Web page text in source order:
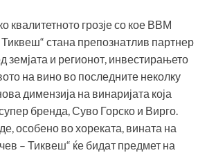
квалитетното грозје со кое ВВМ
стана препознатлив партнер
земјата и регионот, инвестирањето
на вино во последните неколку
димензија на винаријата која
бренда, Суво Горско и Вирго.
особено во хореката, вината на
– Тиквеш“ ќе бидат предмет на